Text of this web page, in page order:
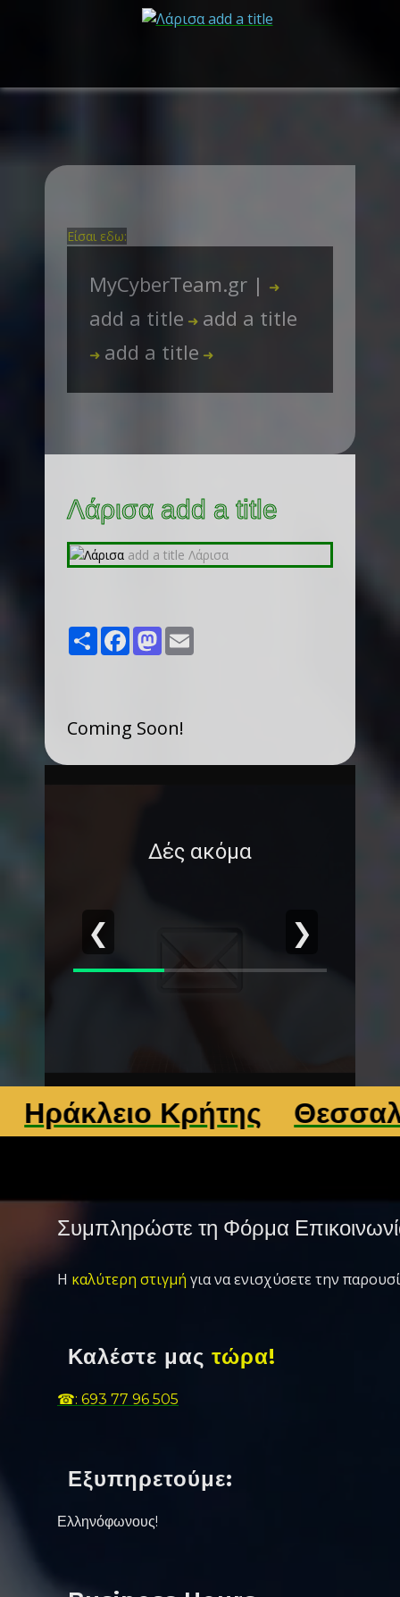
Είσαι εδω:
MyCyberTeam.gr | ➜
add a title ➜ add a title
➜ add a title ➜
Λάρισα add a title
Share FacebookMastodon
Coming Soon!
Δές ακόμα
❮ ❯
Κρήτης
Συμπληρώστε τη Φόρμα
Η καλύτερη στιγμή για να ενισχύσετε την
Καλέστε μας τώρα!
☎: 693 77 96 505
Εξυπηρετούμε:
Ελληνόφωνους!